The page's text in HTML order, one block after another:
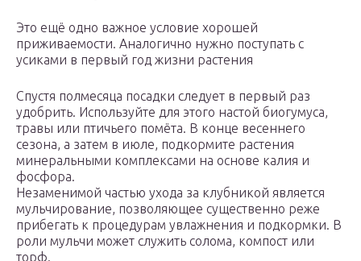
Это ещё одно важное условие хорошей
приживаемости. Аналогично нужно поступать с
усиками в первый год жизни растения
Спустя полмесяца посадки следует в первый раз
удобрить. Используйте для этого настой биогумуса,
травы или птичьего помёта. В конце весеннего
сезона, а затем в июле, подкормите растения
минеральными комплексами на основе калия и
фосфора.
Незаменимой частью ухода за клубникой является
мульчирование, позволяющее существенно реже
прибегать к процедурам увлажнения и подкормки. В
роли мульчи может служить солома, компост или
торф.